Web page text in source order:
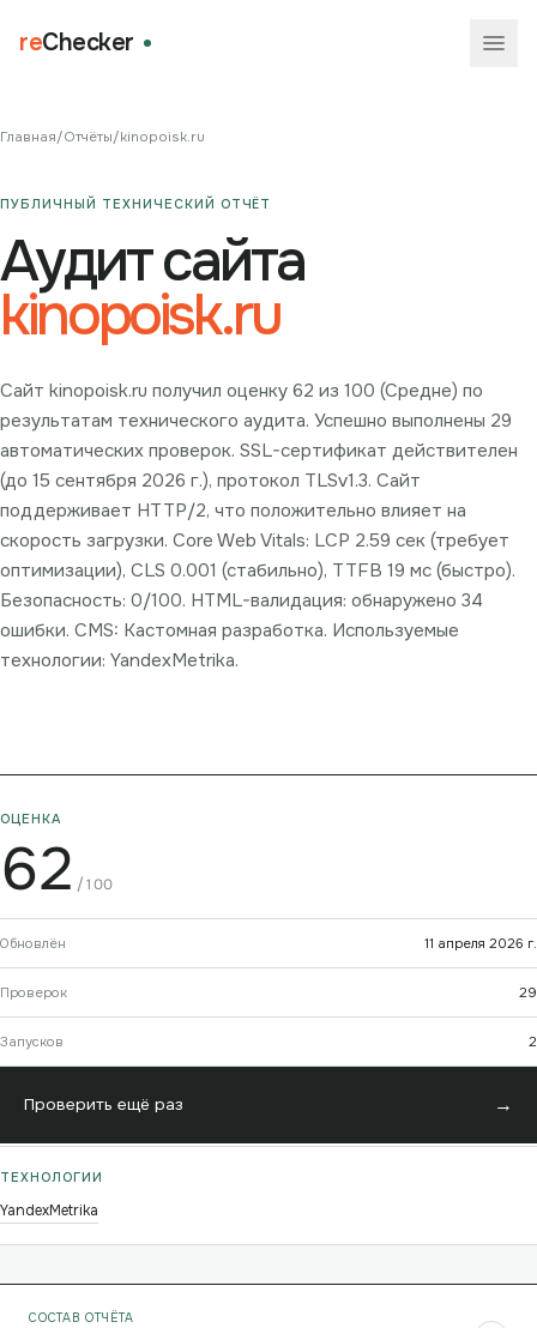
reChecker
Главная/Отчёты/kinopoisk.ru
ПУБЛИЧНЫЙ ТЕХНИЧЕСКИЙ ОТЧЁТ
Аудит сайта
kinopoisk.ru
Сайт kinopoisk.ru получил оценку 62 из 100 (Средне) по
результатам технического аудита. Успешно выполнены 29
автоматических проверок. SSL-сертификат действителен
(до 15 сентября 2026 г.), протокол TLSv1.3. Сайт
поддерживает HTTP/2, что положительно влияет на
скорость загрузки. Core Web Vitals: LCP 2.59 сек (требует
оптимизации), CLS 0.001 (стабильно), TTFB 19 мс (быстро).
Безопасность: 0/100. HTML-валидация: обнаружено 34
ошибки. CMS: Кастомная разработка. Используемые
технологии: YandexMetrika.
ОЦЕНКА
62 /100
Обновлён 11 апреля 2026 г.
Проверок 29
Запусков 2
Проверить ещё раз →
ТЕХНОЛОГИИ
YandexMetrika
СОСТАВ ОТЧЁТА